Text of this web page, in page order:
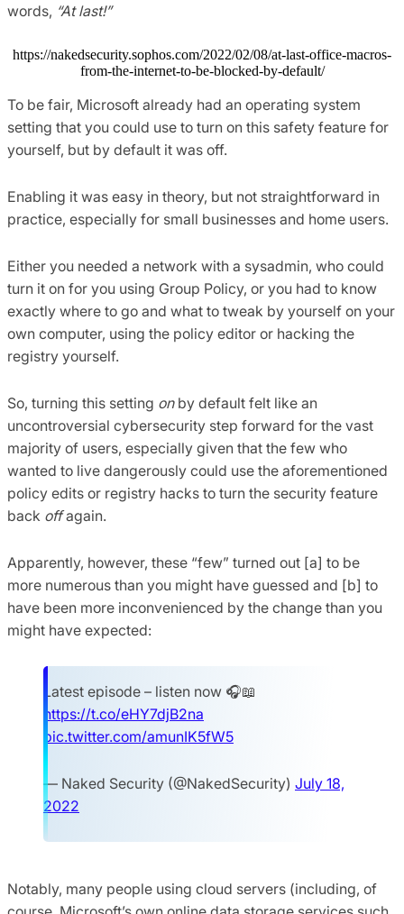
words, “At last!”
https://nakedsecurity.sophos.com/2022/02/08/at-last-office-macros-
from-the-internet-to-be-blocked-by-default/
To be fair, Microsoft already had an operating system
setting that you could use to turn on this safety feature for
yourself, but by default it was off.
Enabling it was easy in theory, but not straightforward in
practice, especially for small businesses and home users.
Either you needed a network with a sysadmin, who could
turn it on for you using Group Policy, or you had to know
exactly where to go and what to tweak by yourself on your
own computer, using the policy editor or hacking the
registry yourself.
So, turning this setting onby default felt like an
uncontroversial cybersecurity step forward for the vast
majority of users, especially given that the few who
wanted to live dangerously could use the aforementioned
policy edits or registry hacks to turn the security feature
back offagain.
Apparently, however, these “few” turned out [a] to be
more numerous than you might have guessed and [b] to
have been more inconvenienced by the change than you
might have expected:
Latest episode – listen now 🎧📖
https://t.co/eHY7djB2na
pic.twitter.com/amunIK5fW5
— Naked Security (@NakedSecurity) July 18,
2022
Notably, many people using cloud servers (including, of